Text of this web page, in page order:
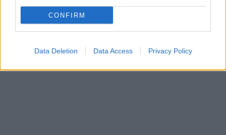
CONFIRM
Data Deletion Data Access Privacy Policy